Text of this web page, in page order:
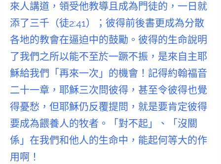
來人講道，領受他教導且成為門徒的，一日就
添了三千（徒2:41）；彼得前後書更成為分散
各地的教會在逼迫中的鼓勵。 彼得的生命說明
了我們之所以能不至於一蹶不振，是來自主耶
穌給我們「再來一次」的機會！ 記得約翰福音
二十一章，耶穌三次問彼得，甚至令彼得也覺
得憂愁，但耶穌仍反覆提問，就是要肯定彼得
要成為餵養人的牧者。
「對不起」、「沒關
係」在我們和他人的生命中，能起何等大的作
用啊！